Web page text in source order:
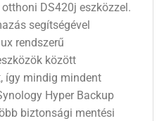
DS420j eszközzel.
segítségével
rendszerű
között
így mindig mindent
Hyper Backup
biztonsági mentési